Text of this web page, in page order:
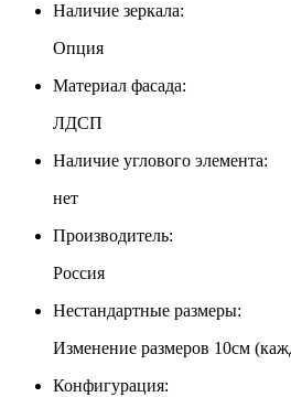
Наличие зеркала:
Опция
Материал фасада:
ЛДСП
Наличие углового элемента:
нет
Производитель:
Россия
Нестандартные размеры:
Изменение размеров 10см
Конфигурация: